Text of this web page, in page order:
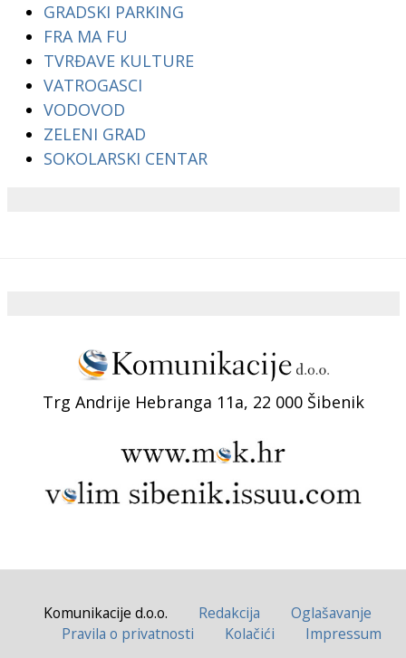
GRADSKI PARKING
FRA MA FU
TVRĐAVE KULTURE
VATROGASCI
VODOVOD
ZELENI GRAD
SOKOLARSKI CENTAR
Trg Andrije Hebranga 11a, 22 000 Šibenik
Komunikacije d.o.o. Redakcija
Oglašavanje
Pravila o privatnosti
Kolačići Impressum